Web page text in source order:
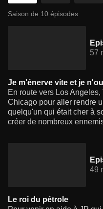
Saison de 10 épisodes
57
Je m'énerve vite et je
En route vers Los
Chicago pour aller rendre
quelqu'un qui était cher à
créer de nombreux
49
Le roi du pétrole